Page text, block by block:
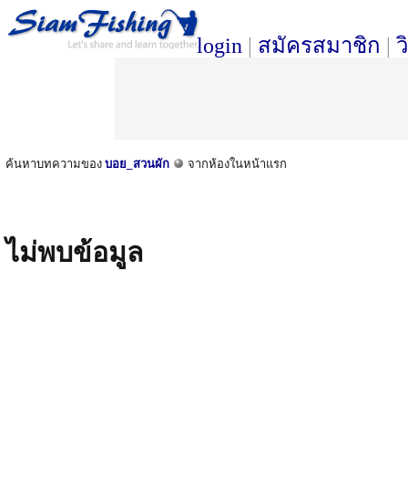
login | สมัครสมาชิก |
ค้นหาบทความของ บอย_สวนผัก จากห้องในหน้าแรก
ไม่พบข้อมูล